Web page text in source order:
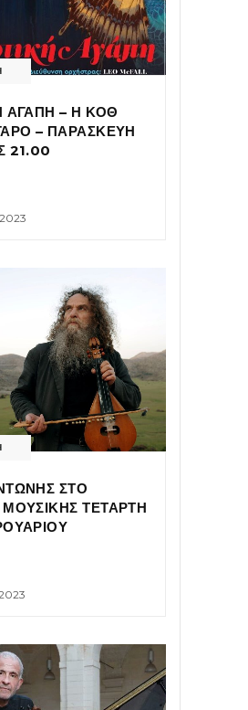
ΑΓΑΠΗ – Η ΚΟΘ
– ΠΑΡΑΣΚΕΥΗ
21.00
ΣΤΟ
ΤΕΤΑΡΤΗ